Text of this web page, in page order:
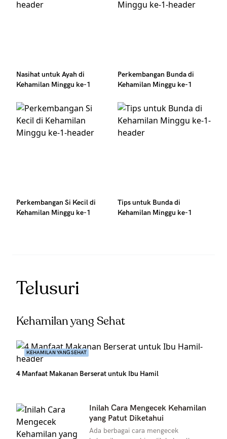
Nasihat untuk Ayah di
Kehamilan Minggu ke-1
Perkembangan Bunda di
Kehamilan Minggu ke-1
Perkembangan Si Kecil di
Kehamilan Minggu ke-1
Tips untuk Bunda di
Kehamilan Minggu ke-1
Telusuri
Kehamilan yang Sehat
KEHAMILAN YANG SEHAT
4 Manfaat Makanan Berserat untuk Ibu Hamil
Inilah Cara Mengecek Kehamilan
yang Patut Diketahui
Ada berbagai cara mengecek